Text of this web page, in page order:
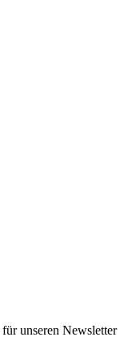
unseren Newsletter